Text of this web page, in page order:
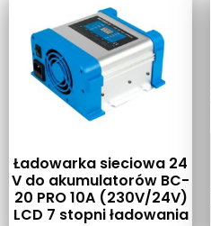
Ładowarka sieciowa 24
V do akumulatorów BC-
20 PRO 10A (230V/24V)
LCD 7 stopni ładowania